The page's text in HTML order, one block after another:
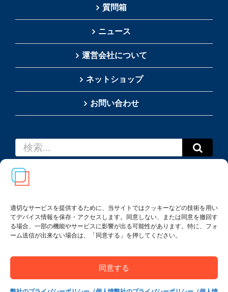
適切なサービスを提供するために、当サイトではクッキーなどの技術を用い
てデバイス情報を保存・アクセスします。同意しない、または同意を撤回す
る場合、一部の機能やサービスに影響が出る可能性があります。特に、フォ
ーム送信が出来ない場合は、「同意する」を押してください。
同意する
質問箱
ニュース
運営会社について
ネットショップ
お問い合わせ
索
…
Copyright(c) 2002-2026Thai SRS Guide Center. All
rights reserved.
ポリシー